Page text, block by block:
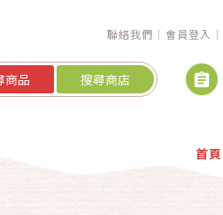
聯絡我們 會員登入
商品 搜尋商店
首頁